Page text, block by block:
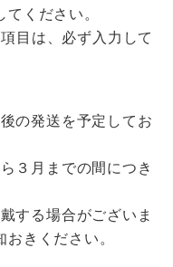
ください。
目は、必ず入力して
の発送を予定してお
３月までの間につき
する場合がございま
きください。